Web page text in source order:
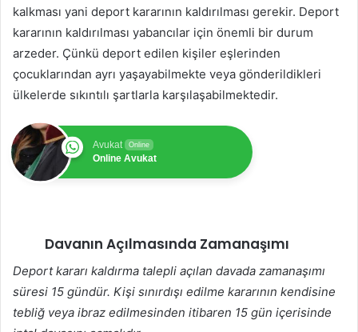
kalkması yani deport kararının kaldırılması gerekir. Deport
kararının kaldırılması yabancılar için önemli bir durum
arzeder. Çünkü deport edilen kişiler eşlerinden
çocuklarından ayrı yaşayabilmekte veya gönderildikleri
ülkelerde sıkıntılı şartlarla karşılaşabilmektedir.
Avukat Online
Online Avukat
Davanın Açılmasında Zamanaşımı
Deport kararı kaldırma talepli açılan davada zamanaşımı
süresi 15 gündür. Kişi sınırdışı edilme kararının kendisine
tebliğ veya ibraz edilmesinden itibaren 15 gün içerisinde